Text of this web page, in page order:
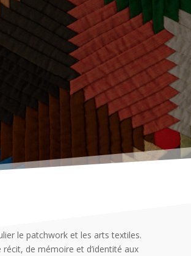
le patchwork et les arts textiles.
de mémoire et d’identité aux